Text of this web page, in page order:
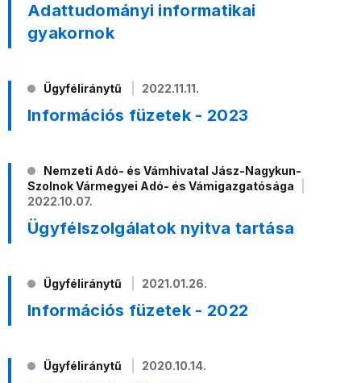
Adattudományi informatikai
gyakornok
Ügyféliránytű 2022.11.11.
Információs füzetek - 2023
Nemzeti Adó- és Vámhivatal Jász-Nagykun-
Szolnok Vármegyei Adó- és Vámigazgatósága
2022.10.07.
Ügyfélszolgálatok nyitva tartása
Ügyféliránytű 2021.01.26.
Információs füzetek - 2022
Ügyféliránytű 2020.10.14.